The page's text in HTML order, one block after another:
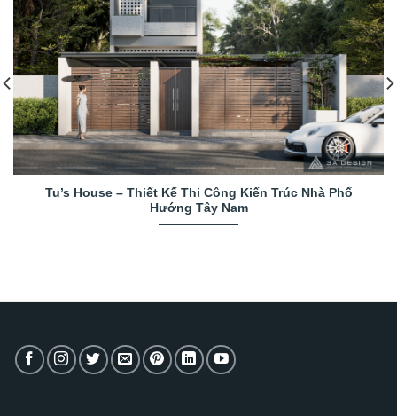
Tu’s House – Thiết Kế Thi Công Kiến Trúc Nhà Phố
Hướng Tây Nam